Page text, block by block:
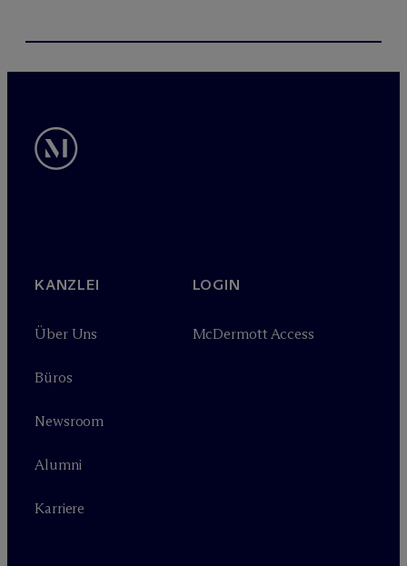
KANZLEI
Über Uns
Büros
Newsroom
Alumni
Karriere
LOGIN
McDermott Access